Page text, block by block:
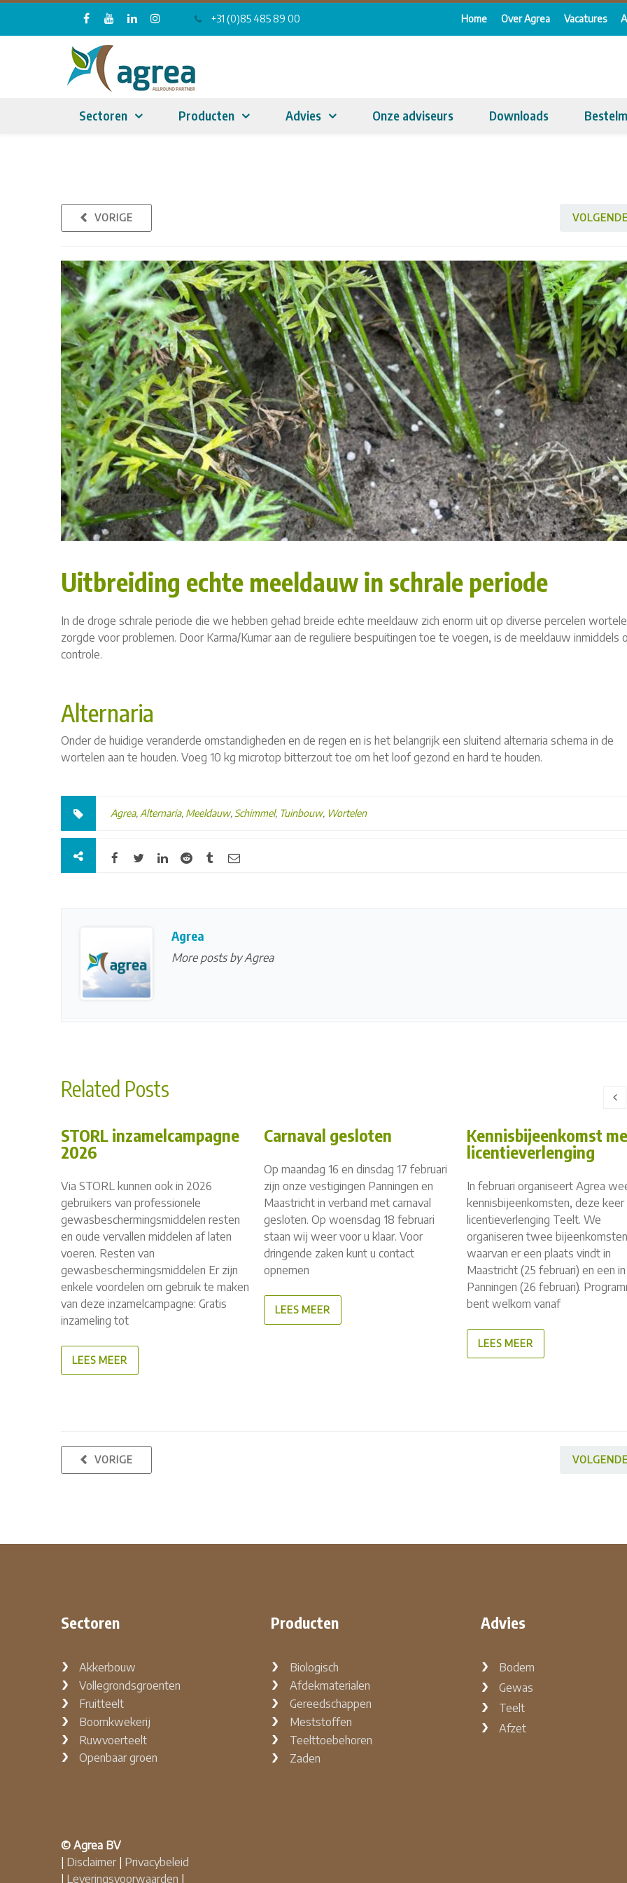
+31 (0)85 485 89 00 Home Over Agrea Vacatures
Sectoren Producten Advies Onze adviseurs Downloads
VOLGENDE
VORIGE
Uitbreiding echte meeldauw in schrale periode
In de droge schrale periode die we hebben gehad breide echte meeldauw zich enorm uit op diverse percelen
zorgde voor problemen. Door Karma/Kumar aan de reguliere bespuitingen toe te voegen, is de meeldauw inmiddels
controle.
Alternaria
Onder de huidige veranderde omstandigheden en de regen en is het belangrijk een sluitend alternaria schema in de
wortelen aan te houden. Voeg 10 kg microtop bitterzout toe om het loof gezond en hard te houden.
Agrea, Alternaria, Meeldauw, Schimmel, Tuinbouw, Wortelen
Agrea
More posts by Agrea
Related Posts
STORL inzamelcampagne
2026
Via STORL kunnen ook in 2026
gebruikers van professionele
gewasbeschermingsmiddelen resten
en oude vervallen middelen af laten
voeren. Resten van
gewasbeschermingsmiddelen Er zijn
enkele voordelen om gebruik te maken
van deze inzamelcampagne: Gratis
inzameling tot
LEES MEER
Carnaval gesloten
Op maandag 16 en dinsdag 17 februari
zijn onze vestigingen Panningen en
Maastricht in verband met carnaval
gesloten. Op woensdag 18 februari
staan wij weer voor u klaar. Voor
dringende zaken kunt u contact
opnemen
LEES MEER
Kennisbijeenkomst
licentieverlenging
In februari organiseert Agrea
kennisbijeenkomsten, deze
licentieverlenging Teelt. We
organiseren twee
waarvan er een plaats vindt in
Maastricht (25 februari) en een in
Panningen (26 februari).
bent welkom vanaf
LEES MEER
VOLGENDE
VORIGE
Sectoren
Akkerbouw
Vollegrondsgroenten
Fruitteelt
Boomkwekerij
Ruwvoerteelt
Openbaar groen
© Agrea BV
Disclaimer| Privacybeleid
Leveringsvoorwaarden
Producten
Biologisch
Afdekmaterialen
Gereedschappen
Meststoffen
Teelttoebehoren
Zaden
Advies
Bodem
Gewas
Teelt
Afzet